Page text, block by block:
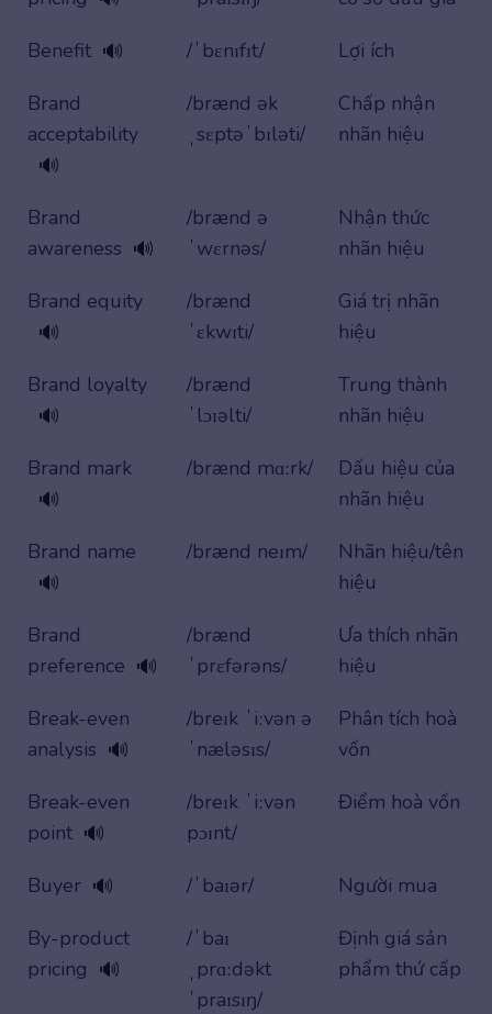
Benefit 🔊 /ˈbɛnɪfɪt/
Lợi ích
Brand
acceptability
🔊
/brænd ək
ˌsɛptəˈbɪləti/
Chấp nhận
nhãn hiệu
Brand
awareness 🔊
/brænd ə
ˈwɛrnəs/
Nhận thức
nhãn hiệu
Brand equity
🔊
/brænd
ˈɛkwɪti/
Giá trị nhãn
hiệu
Brand loyalty
🔊
/brænd
ˈlɔɪəlti/
Trung thành
nhãn hiệu
Brand mark
🔊
/brænd mɑːrk/
Dấu hiệu của
nhãn hiệu
Brand name
🔊
/brænd neɪm/
Nhãn hiệu/tên
hiệu
Brand
preference 🔊
/brænd
ˈprɛfərəns/
Ưa thích nhãn
hiệu
Break-even
analysis 🔊
/breɪk ˈiːvən ə
ˈnæləsɪs/
Phân tích hoà
vốn
Break-even
point 🔊
/breɪk ˈiːvən
pɔɪnt/
Điểm hoà vốn
Buyer 🔊 /ˈbaɪər/
Người mua
By-product
pricing 🔊
/ˈbaɪ
ˌprɑːdəkt
ˈpraɪsɪŋ/
Định giá sản
phẩm thứ cấp